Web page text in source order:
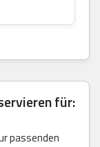
für:
passenden